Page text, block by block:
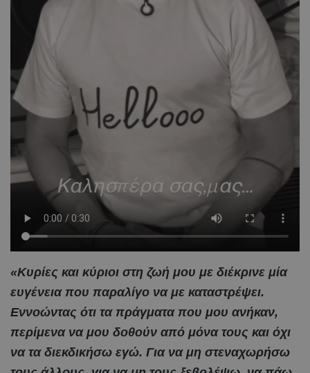
«Κυρίες και κύριοι στη ζωή μου με διέκρινε μία
ευγένεια που παραλίγο να με καταστρέψει.
Εννοώντας ότι τα πράγματα που μου ανήκαν,
περίμενα να μου δοθούν από μόνα τους και όχι
να τα διεκδικήσω εγώ. Για να μη στεναχωρήσω